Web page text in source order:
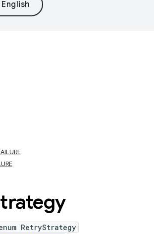
RetryStrategy